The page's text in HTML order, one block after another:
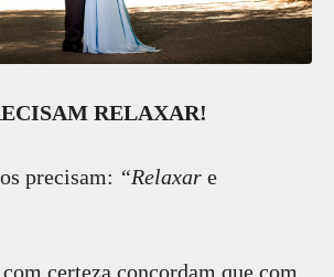
RELAXAR!
precisam: “Relaxar e
certeza concordam que com